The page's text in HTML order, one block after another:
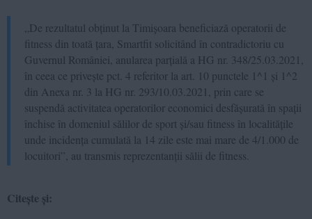
„De rezultatul obținut la Timișoara beneficiază operatorii de
fitness din toată țara, Smartfit solicitând în contradictoriu cu
Guvernul României, anularea parțială a HG nr. 348/25.03.2021,
în ceea ce privește pct. 4 referitor la art. 10 punctele 1^1 și 1^2
din Anexa nr. 3 la HG nr. 293/10.03.2021, prin care se
suspendă activitatea operatorilor economici desfășurată în spații
închise în domeniul sălilor de sport și/sau fitness în localitățile
unde incidența cumulată la 14 zile este mai mare de 4/1.000 de
locuitori”, au transmis reprezentanții sălii de fitness.
Citește și: